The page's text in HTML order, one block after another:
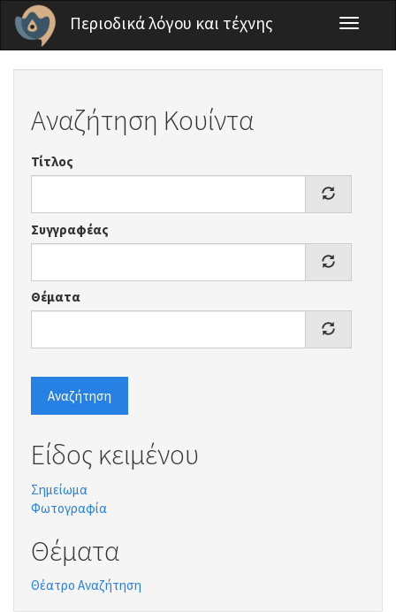
Παράκαμψη προς το κυρίως περιεχόμενο
Περιοδικά λόγου και τέχνης
Toggle
Αναζήτηση Κουίντα
Τίτλος
Συγγραφέας
Θέματα
Αναζήτηση
Είδος κειμένου
Σημείωμα
Φωτογραφία
Θέματα
Θέατρο Αναζήτηση